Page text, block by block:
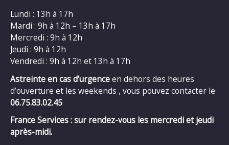
Lundi : 13h à 17h
Mardi : 9h à 12h – 13h à 17h
Mercredi : 9h à 12h
Jeudi : 9h à 12h
Vendredi : 9h à 12h et 13h à 17h
Astreinte en cas d’urgenceen dehors des heures
d’ouverture et les weekends , vous pouvez contacter le
06.75.83.02.45
France Services : sur rendez-vous les mercredi et jeudi
après-midi.